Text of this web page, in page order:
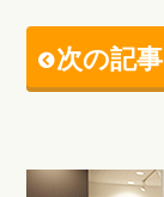
次の記事